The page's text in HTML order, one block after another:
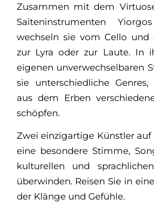
Zusammen mit dem
Saiteninstrumenten
wechseln sie vom Cello und
zur Lyra oder zur Laute. In
eigenen unverwechselbaren
sie unterschiedliche
aus dem Erben
schöpfen.
Zwei einzigartige Künstler auf
eine besondere Stimme,
kulturellen und
überwinden. Reisen Sie in
der Klänge und Gefühle.